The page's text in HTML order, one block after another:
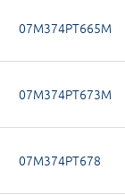
07M374PT665M
07M374PT673M
07M374PT678